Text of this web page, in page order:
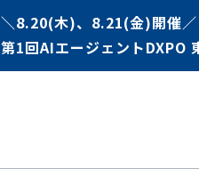
＼8.20(木)、8.21(金)開催／
第1回AIエージェントDXPO